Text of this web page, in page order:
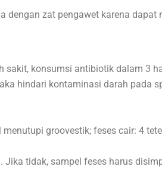
dengan zat pengawet karena dapat
sakit, konsumsi antibiotik dalam 3
hindari kontaminasi darah pada
groovestik; feses cair: 4
tidak, sampel feses harus